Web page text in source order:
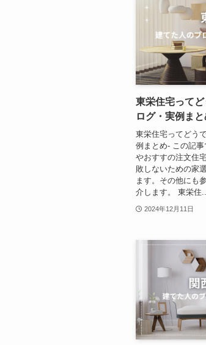
東栄住宅って
ログ・実例ま
東栄住宅ってどう
例まとめ- この記
やおすすの注文住
敗しないための家
ます。その他にも
介します。 東栄住...
2024年12月11日